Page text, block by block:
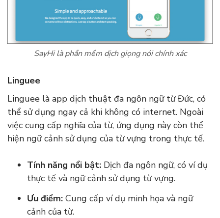
SayHi là phần mềm dịch giọng nói chính xác
Linguee
Linguee là app dịch thuật đa ngôn ngữ từ Đức, có
thể sử dụng ngay cả khi không có internet. Ngoài
việc cung cấp nghĩa của từ, ứng dụng này còn thể
hiện ngữ cảnh sử dụng của từ vựng trong thực tế.
Tính năng nổi bật: Dịch đa ngôn ngữ, có ví dụ
thực tế và ngữ cảnh sử dụng từ vựng.
Ưu điểm: Cung cấp ví dụ minh họa và ngữ
cảnh của từ.